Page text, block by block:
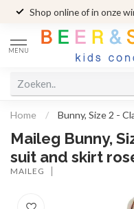
Shop online of in onze
MENU
Home / Bunny, Size 2 -
Maileg Bunny,
suit and skirt
MAILEG